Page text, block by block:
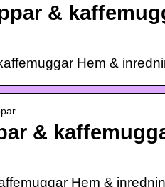
&
Hem &
&
Hem &